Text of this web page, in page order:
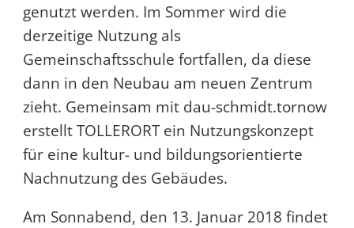
genutzt werden. Im Sommer wird die
derzeitige Nutzung als
Gemeinschaftsschule fortfallen, da diese
dann in den Neubau am neuen Zentrum
zieht. Gemeinsam mit dau-schmidt.tornow
erstellt TOLLERORT ein Nutzungskonzept
für eine kultur- und bildungsorientierte
Nachnutzung des Gebäudes.
Am Sonnabend, den 13. Januar 2018 findet